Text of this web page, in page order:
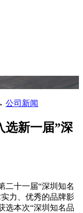
公司新闻
选新一届”深
二十一届“深圳知名
力、优秀的品牌影
选本次“深圳知名品